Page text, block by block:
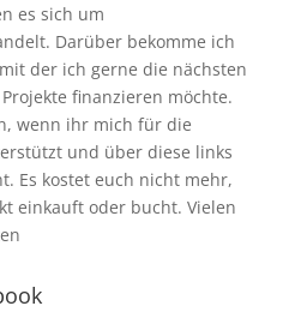
es sich um
Darüber bekomme ich
der ich gerne die nächsten
finanzieren möchte.
wenn ihr mich für die
und über diese links
Es kostet euch nicht mehr,
einkauft oder bucht. Vielen